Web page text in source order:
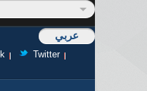
عربي
Twitter